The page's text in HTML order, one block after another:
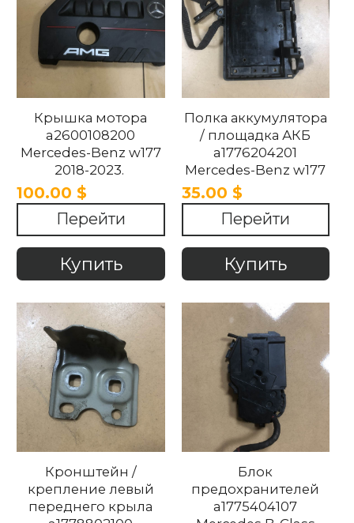
Крышка мотора
a2600108200
Mercedes-Benz w177
2018-2023.
100.00 $
Перейти
Купить
Полка аккумулятора
/ площадка АКБ
a1776204201
Mercedes-Benz w177
2018-2023.
35.00 $
Перейти
Купить
Кронштейн /
крепление левый
переднего крыла
Блок
предохранителей
a1775404107